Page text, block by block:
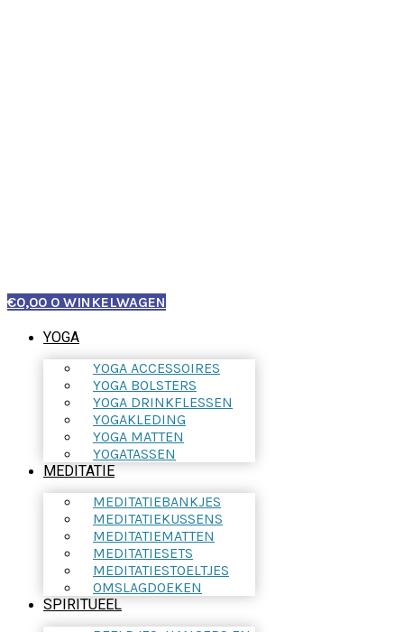
€0,00 0 WINKELWAGEN
YOGA
YOGA ACCESSOIRES
YOGA BOLSTERS
YOGA DRINKFLESSEN
YOGAKLEDING
YOGA MATTEN
YOGATASSEN
MEDITATIE
MEDITATIEBANKJES
MEDITATIEKUSSENS
MEDITATIEMATTEN
MEDITATIESETS
MEDITATIESTOELTJES
OMSLAGDOEKEN
SPIRITUEEL